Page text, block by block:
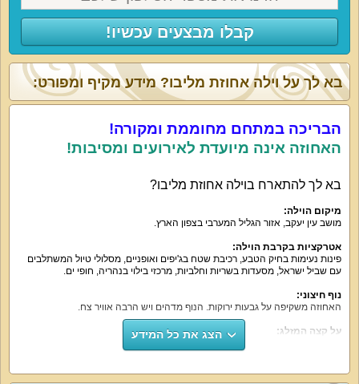
קבלו מבצעים עכשיו!
בא לך על וילה אחוזת מליבו? מידע מקיף ומפורט:
הבריכה במתחם מחוממת ומקורה!
האחוזה אינה מיועדת לאירועים ומסיבות!
בא לך להתארח בוילה אחוזת מליבו?
מיקום הוילה:
מושב עין יעקב, אזור הגליל המערבי בצפון הארץ.
אטרקציות בקרבת הוילה:
פינות נעימות בחיק הטבע, רכיבת שטח בג'יפים ואופניים, מסלולי טיול המשתלבים
עם שביל ישראל, מסעדות בשריות וחלביות, מרכזי בילוי בנהריה, חופי ים.
נוף חיצוני:
האחוזה משקיפה על גבעות ירוקות. הנוף מדהים ויש הרבה אוויר צח.
על קצה המזלג:
הצג את כל המידע